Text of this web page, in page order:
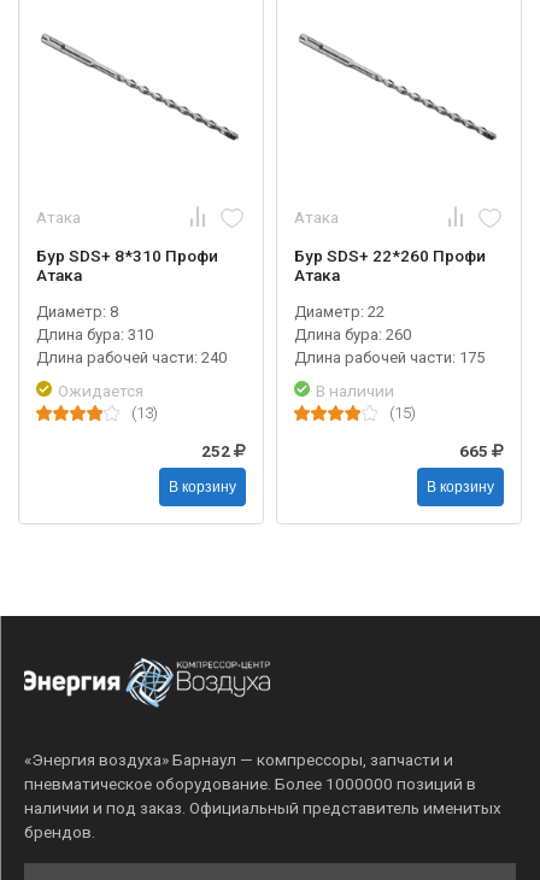
Атака
Бур SDS+ 8*310 Профи
Атака
Диаметр: 8
Длина бура: 310
Длина рабочей части: 240
Ожидается
(13)
252
В корзину
Атака
Бур SDS+ 22*260 Профи
Атака
Диаметр: 22
Длина бура: 260
Длина рабочей части: 175
В наличии
(15)
665
В корзину
«Энергия воздуха» Барнаул — компрессоры, запчасти и
пневматическое оборудование. Более 1000000 позиций в
наличии и под заказ. Официальный представитель именитых
брендов.